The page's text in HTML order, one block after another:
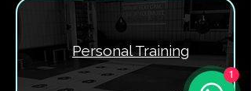
Personal Training
1